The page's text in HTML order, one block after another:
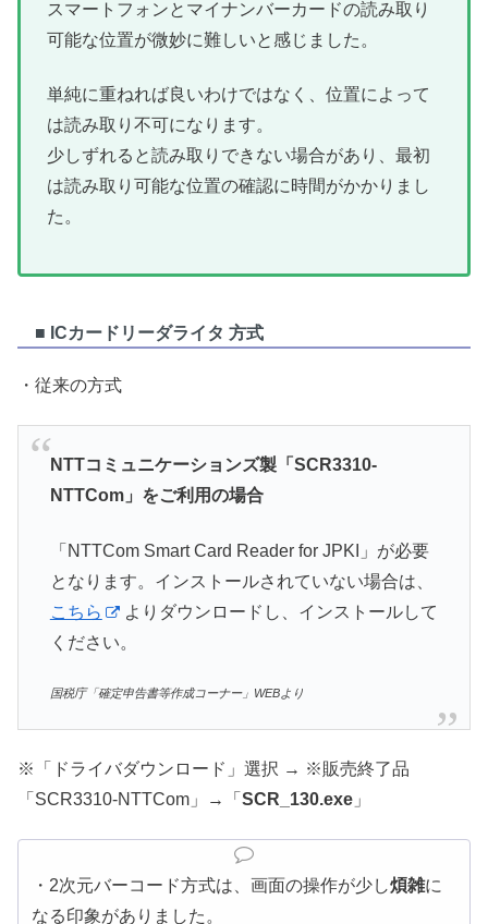
スマートフォンとマイナンバーカードの読み取り
可能な位置が微妙に難しいと感じました。
単純に重ねれば良いわけではなく、位置によって
は読み取り不可になります。
少しずれると読み取りできない場合があり、最初
は読み取り可能な位置の確認に時間がかかりまし
た。
■ ICカードリーダライタ 方式
・従来の方式
NTTコミュニケーションズ製「SCR3310-
NTTCom」をご利用の場合
「NTTCom Smart Card Reader for JPKI」が必要
となります。インストールされていない場合は、
こちら
よりダウンロードし、インストールして
ください。
国税庁「確定申告書等作成コーナー」WEBより
※「ドライバダウンロード」選択 → ※販売終了品
「SCR3310-NTTCom」→「 SCR_130.exe 」
・2次元バーコード方式は、画面の操作が少し煩雑に
なる印象がありました。